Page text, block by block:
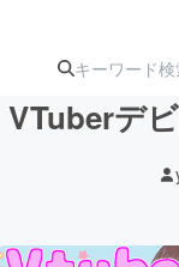
VTuberデ